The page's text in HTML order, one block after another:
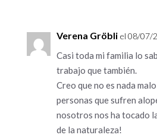
Verena Gröbli el 08/07/
Casi toda mi familia lo
trabajo que también.
Creo que no es nada
personas que sufren
nosotros nos ha tocado
de la naturaleza!